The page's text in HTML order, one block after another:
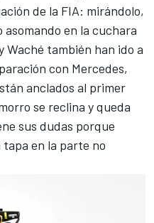
de la FIA: mirándolo,
en la cuchara
Waché también han ido a
con Mercedes,
anclados al primer
se reclina y queda
sus dudas porque
en la parte no